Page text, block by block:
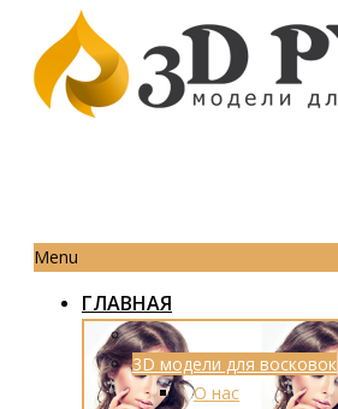
Menu
ГЛАВНАЯ
3D модели для восковок
О нас